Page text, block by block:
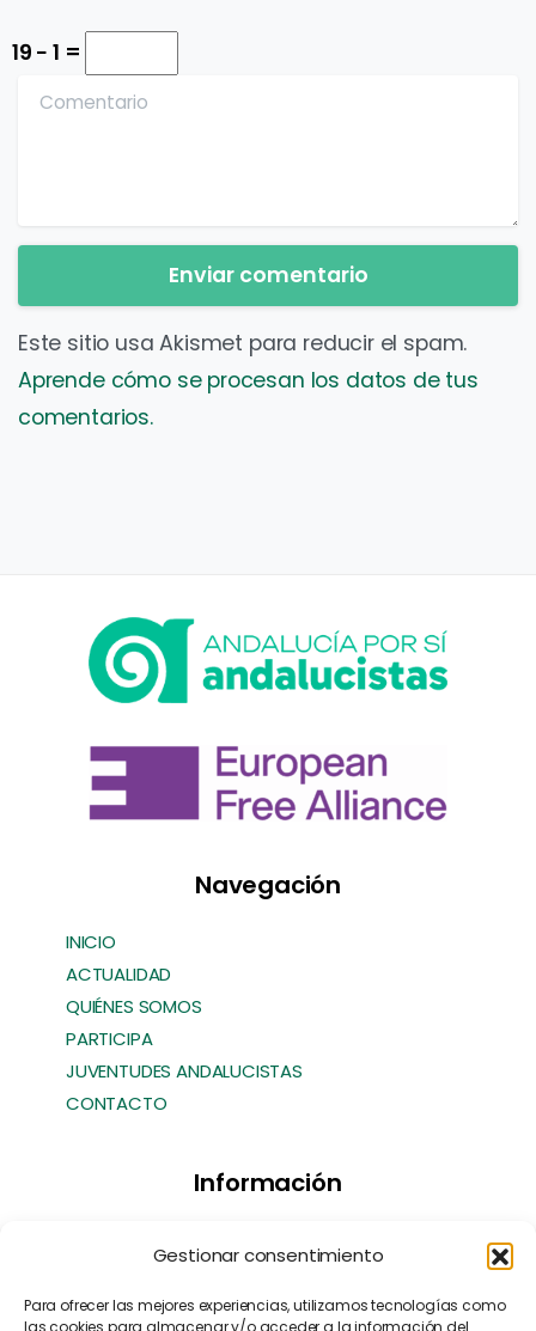
Gestionar consentimiento
Para ofrecer las mejores experiencias, utilizamos tecnologías como
las cookies para almacenar y/o acceder a la información del
19 − 1 =
Comentario
Este sitio usa Akismet para reducir el spam.
Aprende cómo se procesan los datos de tus
comentarios.
Navegación
INICIO
ACTUALIDAD
QUIÉNES SOMOS
PARTICIPA
JUVENTUDES ANDALUCISTAS
CONTACTO
Información
Política de Privacidad